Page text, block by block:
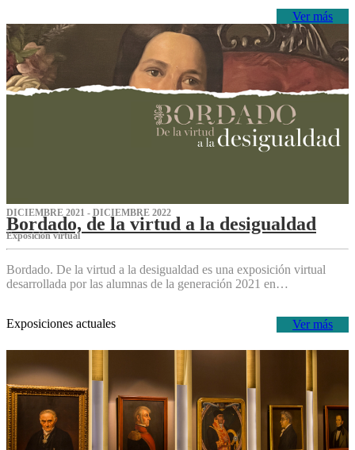
Ver más
DICIEMBRE 2021 - DICIEMBRE 2022
Bordado, de la virtud a la desigualdad
Exposición virtual‌
Bordado. De la virtud a la desigualdad es una exposición virtual
desarrollada por las alumnas de la generación 2021 en…
Ver más
Exposiciones actuales